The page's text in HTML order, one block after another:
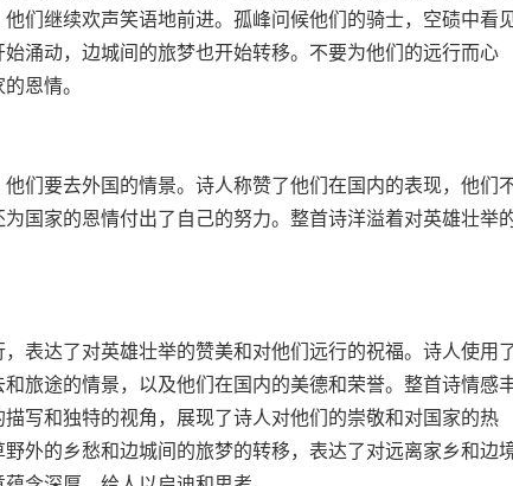
们继续欢声笑语地前进。孤峰问候他们的骑士，空碛中看
涌动，边城间的旅梦也开始转移。不要为他们的远行而心
恩情。
们要去外国的情景。诗人称赞了他们在国内的表现，他们
国家的恩情付出了自己的努力。整首诗洋溢着对英雄壮举
表达了对英雄壮举的赞美和对他们远行的祝福。诗人使用
旅途的情景，以及他们在国内的美德和荣誉。整首诗情感
写和独特的视角，展现了诗人对他们的崇敬和对国家的热
外的乡愁和边城间的旅梦的转移，表达了对远离家乡和边